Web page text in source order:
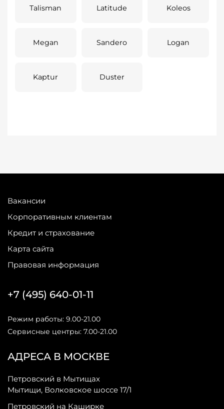
Talisman Latitude Koleos
Megan Sandero Logan
Kaptur Duster
Вакансии
Корпоративным клиентам
Кредит и страхование
Карта сайта
Правовая информация
АДРЕСА В МОСКВЕ
Петровский в Мытищах
Мытищи, Волковское шоссе 17/1
Петровский на Каширке
+7 (495) 640-01-11
Режим работы: 9.00-21.00
Сервисные центры: 7.00-21.00